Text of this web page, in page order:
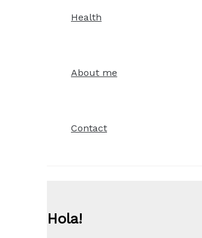
Health
About me
Contact
Hola!